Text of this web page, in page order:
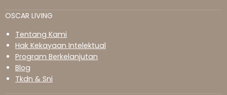
OSCAR LIVING
Tentang Kami
Hak Kekayaan Intelektual
Program Berkelanjutan
Blog
Tkdn & Sni